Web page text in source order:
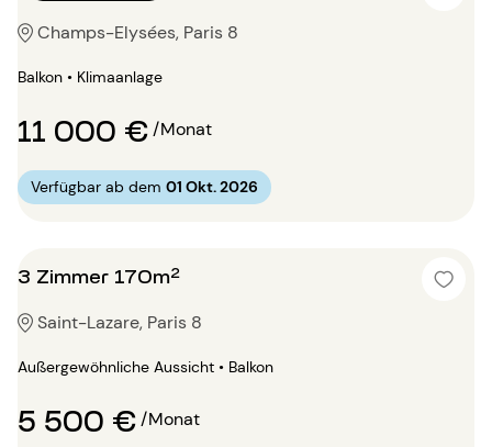
Champs-Elysées, Paris 8
Balkon • Klimaanlage
11 000 €/Monat
Verfügbar ab dem 01 Okt. 2026
3 Zimmer 170m²
Saint-Lazare, Paris 8
Außergewöhnliche Aussicht • Balkon
5 500 €/Monat